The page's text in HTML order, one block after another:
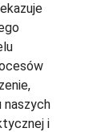
naszych
i